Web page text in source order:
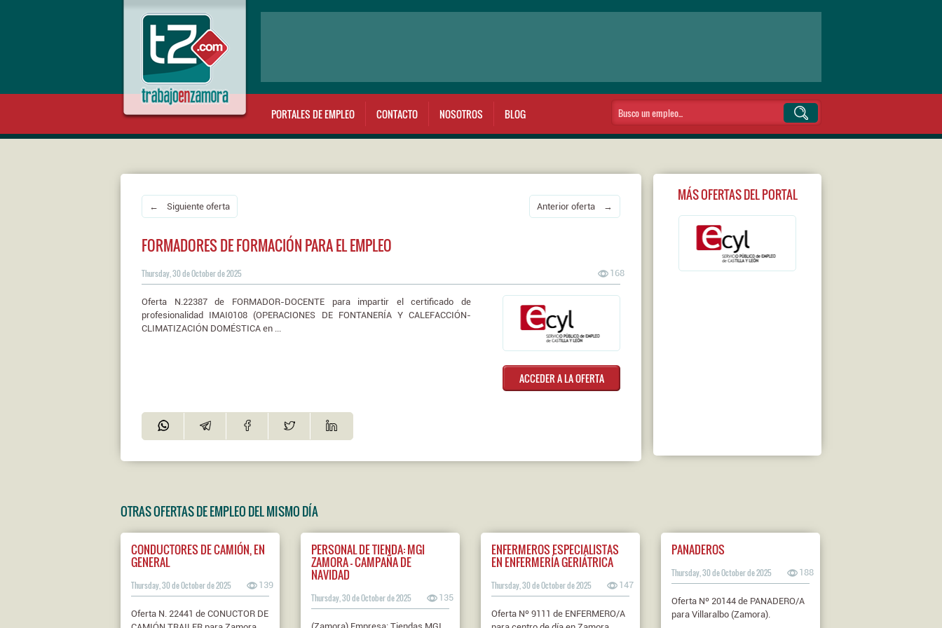
PORTALES DE EMPLEO CONTACTO NOSOTROS BLOG
← Siguiente oferta Anterior oferta →
FORMADORES DE FORMACIÓN PARA EL EMPLEO
Thursday, 30 de October de 2025 168
Oferta N.22387 de FORMADOR-DOCENTE para impartir el certificado de
profesionalidad IMAI0108 (OPERACIONES DE FONTANERÍA Y CALEFACCIÓN-
CLIMATIZACIÓN DOMÉSTICA en ...
ACCEDER A LA OFERTA
MÁS OFERTAS DEL PORTAL
OTRAS OFERTAS DE EMPLEO DEL MISMO DÍA
CONDUCTORES DE CAMIÓN, EN
GENERAL
Thursday, 30 de October de 2025 139
Oferta N. 22441 de CONUCTOR DE
PERSONAL DE TIENDA: MGI
ZAMORA - CAMPAÑA DE
NAVIDAD
Thursday, 30 de October de 2025 135
ENFERMEROS ESPECIALISTAS
EN ENFERMERÍA GERIÁTRICA
Thursday, 30 de October de 2025 147
Oferta Nº 9111 de ENFERMERO/A
PANADEROS
Thursday, 30 de October de 2025 188
Oferta Nº 20144 de PANADERO/A
para Villaralbo (Zamora).